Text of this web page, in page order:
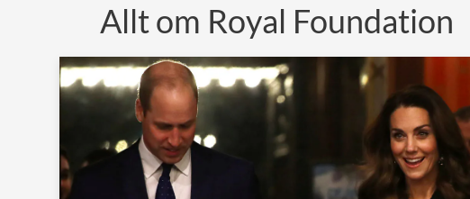
Allt om Royal Foundation